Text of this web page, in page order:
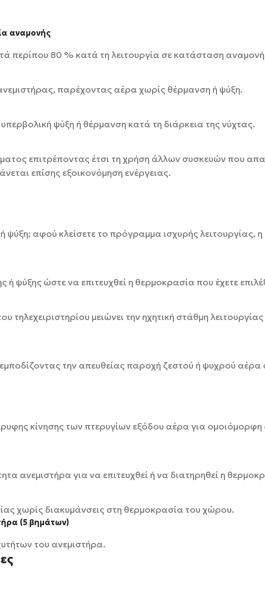
αναμονής
περίπου 80 % κατά τη λειτουργία σε κατάσταση
παρέχοντας αέρα χωρίς θέρμανση ή ψύξη.
ψύξη ή θέρμανση κατά τη διάρκεια της νύχτας.
επιτρέποντας έτσι τη χρήση άλλων συσκευών που
επίσης εξοικονόμηση ενέργειας.
ψύξη; αφού κλείσετε το πρόγραμμα ισχυρής λειτουργίας,
ψύξης ώστε να επιτευχθεί η θερμοκρασία που έχετε
τηλεχειριστηρίου μειώνει την ηχητική στάθμη
την απευθείας παροχή ζεστού ή ψυχρού
κίνησης των πτερυγίων εξόδου αέρα για
ανεμιστήρα για να επιτευχθεί ή να διατηρηθεί η
χωρίς διακυμάνσεις στη θερμοκρασία του χώρου.
(5 βημάτων)
του ανεμιστήρα.